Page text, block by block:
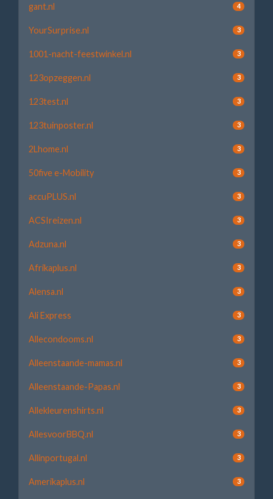
gant.nl 4
YourSurprise.nl 3
1001-nacht-feestwinkel.nl 3
123opzeggen.nl 3
123test.nl 3
123tuinposter.nl 3
2Lhome.nl 3
50five e-Mobility 3
accuPLUS.nl 3
ACSIreizen.nl 3
Adzuna.nl 3
Afrikaplus.nl 3
Alensa.nl 3
Ali Express 3
Allecondooms.nl 3
Alleenstaande-mamas.nl 3
Alleenstaande-Papas.nl 3
Allekleurenshirts.nl 3
AllesvoorBBQ.nl 3
Allinportugal.nl 3
Amerikaplus.nl 3